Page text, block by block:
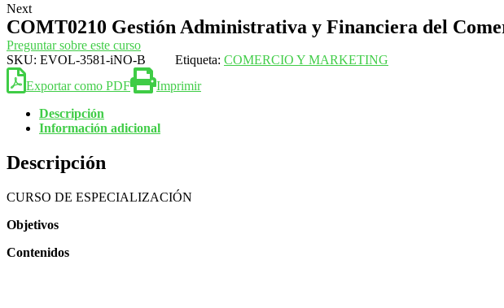
Next
COMT0210 Gestión Administrativa y Financiera del
Preguntar sobre este curso
SKU: EVOL-3581-iNO-B Etiqueta: COMERCIO Y MARKETING
Exportar como PDF
Imprimir
Descripción
Información adicional
Descripción
CURSO DE ESPECIALIZACIÓN
Objetivos
Contenidos